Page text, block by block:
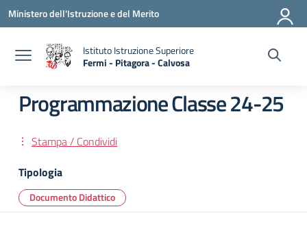
Vai ai contenuti
Vai al menu di navigazione
Vai al footer
Ministero dell'Istruzione e del Merito
Istituto Istruzione Superiore
Fermi - Pitagora - Calvosa
— Visita la pagina iniziale della scuola
Programmazione Classe 24-25
Stampa / Condividi
Tipologia
Documento Didattico